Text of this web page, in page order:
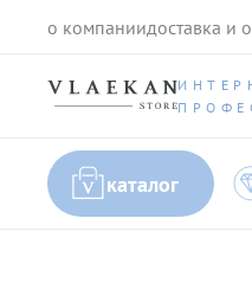
о компаниидоставка и
каталог